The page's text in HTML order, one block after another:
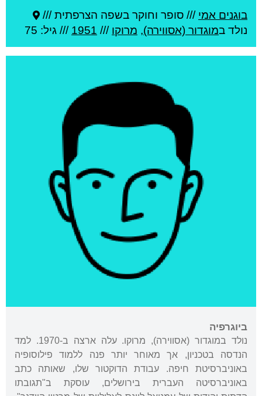
בוגנים אמי /// סופר וחוקר בשפה הצרפתית ///
נולד במוגדור (אסווירה), מרוקו ///
1951 /// גיל: 75
ביוגרפיה
נולד במוגדור (אסווירה), מרוקו. עלה ארצה ב-1970. למד
הנדסה בטכניון, אך מאוחר יותר פנה ללמוד פילוסופיה
באוניברסיטת חיפה. עבודת הדוקטור שלו, שאותה כתב
באוניברסיטה העברית בירושלים, עוסקת ב"תגובתו